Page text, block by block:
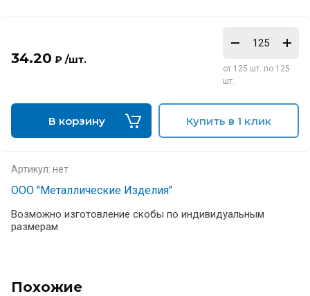
34.20 ₽ /шт.
от 125 шт. по 125
шт.
В корзину Купить в 1 клик
Артикул: нет
ООО "Металлические Изделия"
Возможно изготовление скобы по индивидуальным
размерам
Похожие